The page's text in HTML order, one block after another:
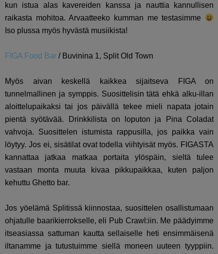
kun istua alas kavereiden kanssa ja nauttia kannullisen
raikasta mohitoa. Arvaatteeko kumman me testasimme
Iso plussa myös hyvästä musiikista!
FIGA Food Bar / Buvinina 1, Split Old Town
Myös aivan keskellä kaikkea sijaitseva FIGA on
tunnelmallinen ja symppis. Suosittelisin tätä ehkä alku-illan
aloittelupaikaksi tai jos päivällä tekee mieli napata jotain
pientä syötävää. Drinkkilista on loputon ja Pina Coladat
vahvoja. Suosittelen istumista rappusilla, jos paikka vain
löytyy. Jos ei, sisätilat ovat todella viihtyisät myös. FIGASTA
kannattaa jatkaa matkaa portaita ylöspäin, sieltä tulee
vastaan monta muuta kivaa pikkupaikkaa, kuten paljon
kehuttu Ghetto bar.
Jos yöelämä Splitissä kiinnostaa, suosittelen osallistumaan
ohjatulle baarikierrokselle, eli Pub Crawl:iin. Me päädyimme
itseasiassa sattuman kautta sellaiselle heti ensimmäisenä
iltanamme ja tutustuimme siellä moneen uuteen tyyppiin.